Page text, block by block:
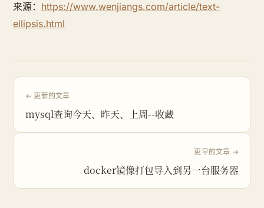
来源： https://www.wenjiangs.com/article/text-
ellipsis.html
← 更新的文章
mysql查询今天、昨天、上周--收藏
更早的文章 →
docker镜像打包导入到另一台服务器